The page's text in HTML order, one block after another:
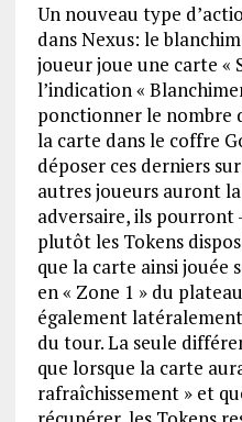
Un nouveau type
dans Nexus: le
joueur joue une carte «
l’indication «
ponctionner le nombre
la carte dans le coffre
déposer ces derniers
autres joueurs auront
adversaire, ils pourront
plutôt les Tokens
que la carte ainsi jouée
en « Zone 1 » du
également
du tour. La seule
que lorsque la carte
rafraîchissement » et